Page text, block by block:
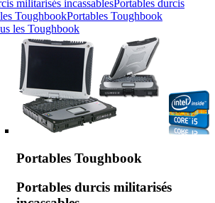
Portables durcis
Portables Toughbook
les Toughbook
Portables Toughbook
Portables durcis militarisés